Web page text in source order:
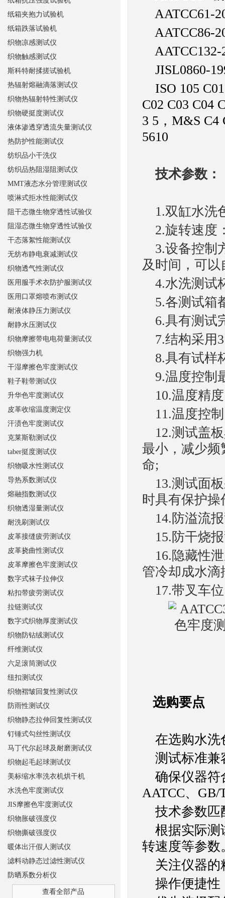
AATCC61-
AATCC86-
AATCC132-
JISL0860-
ISO 105 C01
C02 C03 C04
3 5，M&S C4
5610
技术参数：
1.双缸水洗
2.旋转速度
3.设备控制
及时间，可
4.水洗测试
5.各测试箱
6.具有测试
7.结构采用
8.具有试样
9.温度控制
10.温度精
11.温度控制
12.测试盖板
最小，减少频
命;
13.测试面板
时具有保护
14.防溢流
15.防干烧
16.隐藏性泄
管冷却成水滴
17.带叉车
选购要点
在选购水洗
测试标准兼
确保仪器符
AATCC、
技术参数匹
根据实际测
转速度等参数
关注仪器的
操作便捷性
纸箱夹抱力试验机
纸箱跌落试验机
织物凉感测试仪
织物触感测试仪
斯科特耐揉搓试验机
热辐射熔融滴落测试仪
织物热辐射特性测试仪
织物硬挺度测试仪
液体渗透穿透流失量测试仪
热防护性能测试仪
纺织品小干洗仪
纺织品热阻湿阻测试仪
MMT液态水分管理测试仪
喷淋式拒水性能测试仪
阻干态微生物穿透性试验仪
阻湿态微生物穿透性试验仪
干态落絮性能测试仪
无纺布静电衰减测试仪
织物透气性测试仪
医用服手术衣防护服测试仪
医用口罩熔喷布测试仪
耐液体静压力测试仪
耐静水压测试仪
织物摩擦带电电荷量测试仪
织物强力机
干湿摩擦色牢度测试仪
鞋子鞋带测试仪
升华色牢度测试仪
皮革收缩温度测定仪
汗渍色牢度测试仪
克莱斯勒测试仪
taber挺度测试仪
织物吸水性测试仪
导热系数测试仪
熔融指数测试仪
织物透湿量测试仪
耐洗刷测试仪
皮革接缝疲劳测试仪
皮革挠曲性测试仪
皮革摩擦色牢度测试仪
数字式袜子拉伸仪
粘扣带疲劳测试仪
拉链测试仪
数字式织物厚度测试仪
织物防钻绒测试仪
纤维测试仪
六足滚筒测试仪
纽扣测试仪
织物褶皱回复性测试仪
防雨性测试仪
织物静态拉伸回复性测试仪
钉锤式勾丝性测试仪
马丁代尔起球及耐磨测试仪
织物起毛起球测试仪
美标缩水率洗衣机烘干机
水洗色牢度测试仪
JIS摩擦色牢度测试仪
织物胀破强度仪
织物撕破强度仪
暖体出汗假人测试仪
滤料动静态过滤性测试仪
防晒系数分析仪
查看全部产品